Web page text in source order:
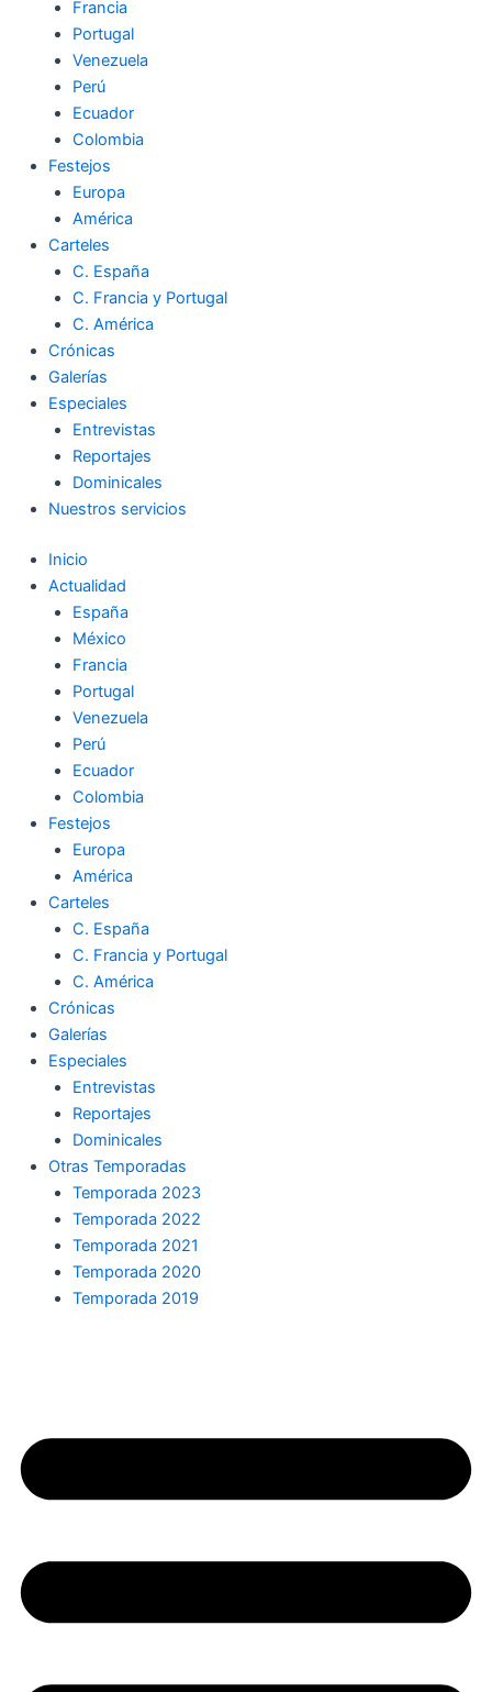
Francia
Portugal
Venezuela
Perú
Ecuador
Colombia
Festejos
Europa
América
Carteles
C. España
C. Francia y Portugal
C. América
Crónicas
Galerías
Especiales
Entrevistas
Reportajes
Dominicales
Nuestros servicios
Inicio
Actualidad
España
México
Francia
Portugal
Venezuela
Perú
Ecuador
Colombia
Festejos
Europa
América
Carteles
C. España
C. Francia y Portugal
C. América
Crónicas
Galerías
Especiales
Entrevistas
Reportajes
Dominicales
Otras Temporadas
Temporada 2023
Temporada 2022
Temporada 2021
Temporada 2020
Temporada 2019